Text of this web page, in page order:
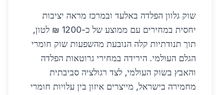
שוק גלוון הפלדה באלעד ובמרכז מראה יציבות
יחסית במחירים עם ממוצע של כ-1200 ₪ לטון,
תוך תנודתיות קלה הנובעת מהשפעות שוק חומרי
הגלם העולמי. הירידה במחירי גרוטאות הפלדה
והאבץ בשוק העולמי, לצד רגולציה סביבתית
מחמירה בישראל, מייצרים איזון בין עלויות חומרי